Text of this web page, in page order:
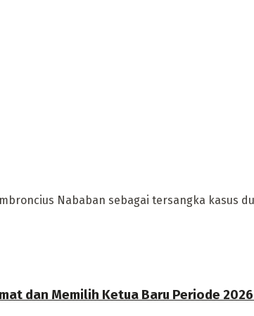
Nababan sebagai tersangka kasus
dan Memilih Ketua Baru Periode